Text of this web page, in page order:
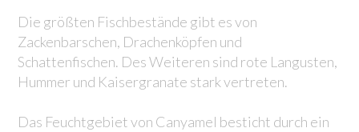
Die größten Fischbestände gibt es von
Zackenbarschen, Drachenköpfen und
Schattenfischen. Des Weiteren sind rote Langusten,
Hummer und Kaisergranate stark vertreten.
Das Feuchtgebiet von Canyamel besticht durch ein